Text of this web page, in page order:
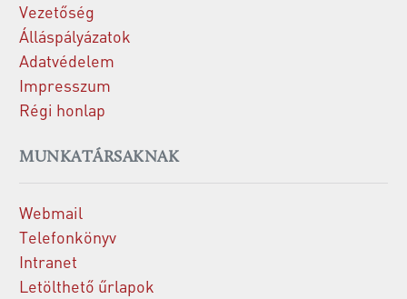
Vezetőség
Álláspályázatok
Adatvédelem
Impresszum
Régi honlap
MUNKATÁRSAKNAK
Webmail
Telefonkönyv
Intranet
Letölthető űrlapok